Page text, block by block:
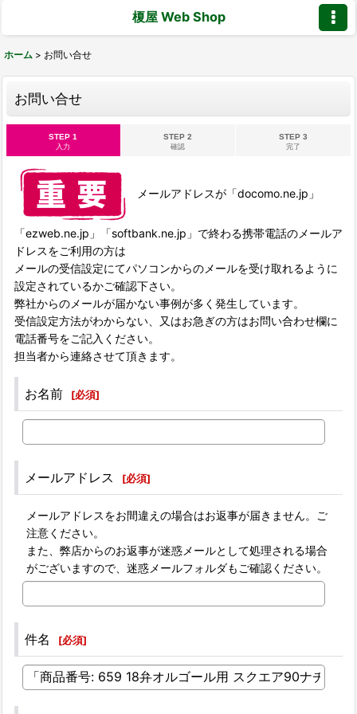
榎屋 Web Shop
ホーム > お問い合せ
お問い合せ
STEP 1
入力
STEP 2
確認
STEP 3
完了
メールアドレスが「docomo.ne.jp」
「ezweb.ne.jp」「softbank.ne.jp」で終わる携帯電話のメールア
ドレスをご利用の方は
メールの受信設定にてパソコンからのメールを受け取れるように
設定されているかご確認下さい。
弊社からのメールが届かない事例が多く発生しています。
受信設定方法がわからない、又はお急ぎの方はお問い合わせ欄に
電話番号をご記入ください。
担当者から連絡させて頂きます。
お名前 [必須]
メールアドレス [必須]
メールアドレスをお間違えの場合はお返事が届きません。ご
注意ください。
また、弊店からのお返事が迷惑メールとして処理される場合
がございますので、迷惑メールフォルダもご確認ください。
件名 [必須]